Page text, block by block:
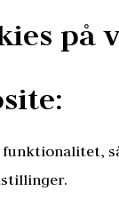
på
funktionalitet,